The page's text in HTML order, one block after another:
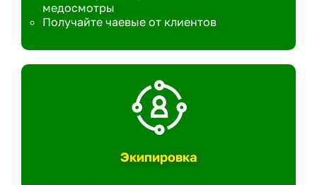
медосмотры
Получайте чаевые от клиентов
Экипировка